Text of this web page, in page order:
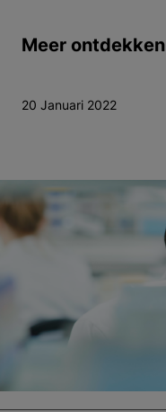
Meer ontdekken
20 Januari 2022